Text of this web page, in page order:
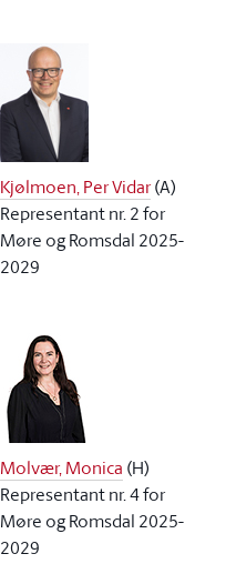
Kjølmoen, Per Vidar(A)
Representant nr. 2 for
Møre og Romsdal 2025-
2029
Molvær, Monica (H)
Representant nr. 4 for
Møre og Romsdal 2025-
2029